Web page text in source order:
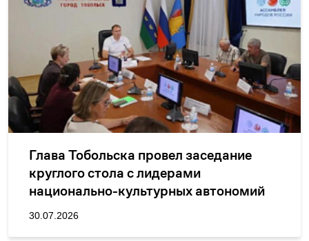
Глава Тобольска провел заседание
круглого стола с лидерами
национально-культурных автономий
30.07.2026